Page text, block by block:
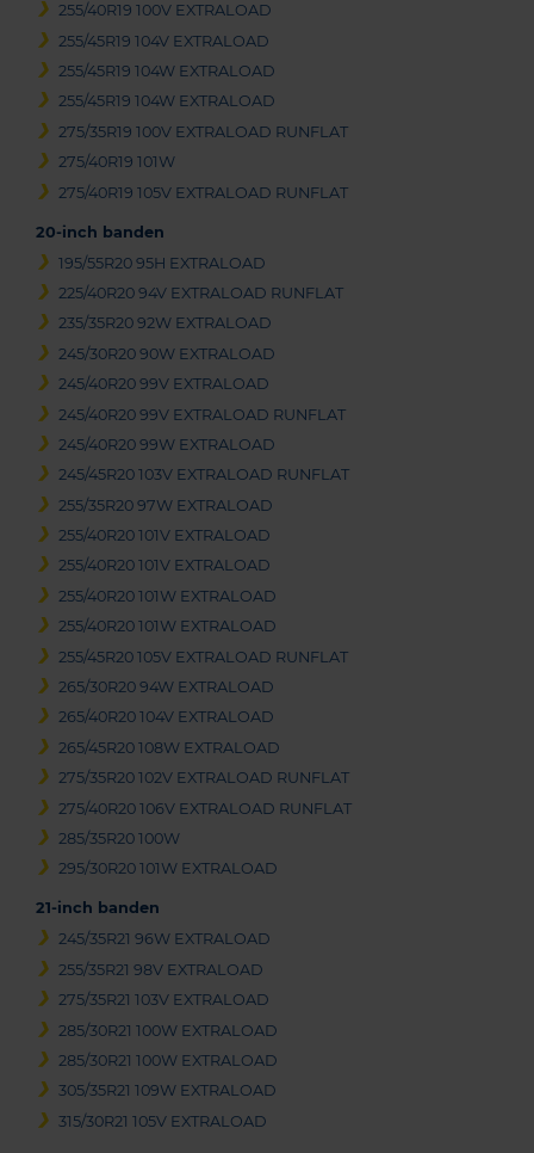
255/40R19 100V EXTRALOAD
255/45R19 104V EXTRALOAD
255/45R19 104W EXTRALOAD
255/45R19 104W EXTRALOAD
275/35R19 100V EXTRALOAD RUNFLAT
275/40R19 101W
275/40R19 105V EXTRALOAD RUNFLAT
20-inch banden
195/55R20 95H EXTRALOAD
225/40R20 94V EXTRALOAD RUNFLAT
235/35R20 92W EXTRALOAD
245/30R20 90W EXTRALOAD
245/40R20 99V EXTRALOAD
245/40R20 99V EXTRALOAD RUNFLAT
245/40R20 99W EXTRALOAD
245/45R20 103V EXTRALOAD RUNFLAT
255/35R20 97W EXTRALOAD
255/40R20 101V EXTRALOAD
255/40R20 101V EXTRALOAD
255/40R20 101W EXTRALOAD
255/40R20 101W EXTRALOAD
255/45R20 105V EXTRALOAD RUNFLAT
265/30R20 94W EXTRALOAD
265/40R20 104V EXTRALOAD
265/45R20 108W EXTRALOAD
275/35R20 102V EXTRALOAD RUNFLAT
275/40R20 106V EXTRALOAD RUNFLAT
285/35R20 100W
295/30R20 101W EXTRALOAD
21-inch banden
245/35R21 96W EXTRALOAD
255/35R21 98V EXTRALOAD
275/35R21 103V EXTRALOAD
285/30R21 100W EXTRALOAD
285/30R21 100W EXTRALOAD
305/35R21 109W EXTRALOAD
315/30R21 105V EXTRALOAD